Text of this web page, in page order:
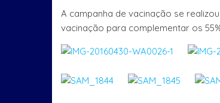
A campanha de vacinação se
vacinação para complementar os